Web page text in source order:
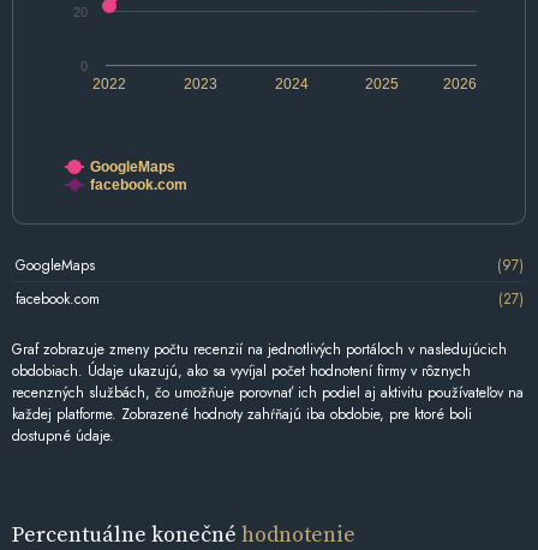
2022 2024 2026
2023 2025
0
20
GoogleMaps
facebook.com
GoogleMaps
(97)
facebook.com
(27)
Graf zobrazuje zmeny počtu recenzií na jednotlivých portáloch v nasledujúcich
obdobiach. Údaje ukazujú, ako sa vyvíjal počet hodnotení firmy v rôznych
recenzných službách, čo umožňuje porovnať ich podiel aj aktivitu používateľov na
každej platforme. Zobrazené hodnoty zahŕňajú iba obdobie, pre ktoré boli
dostupné údaje.
Percentuálne konečné hodnotenie